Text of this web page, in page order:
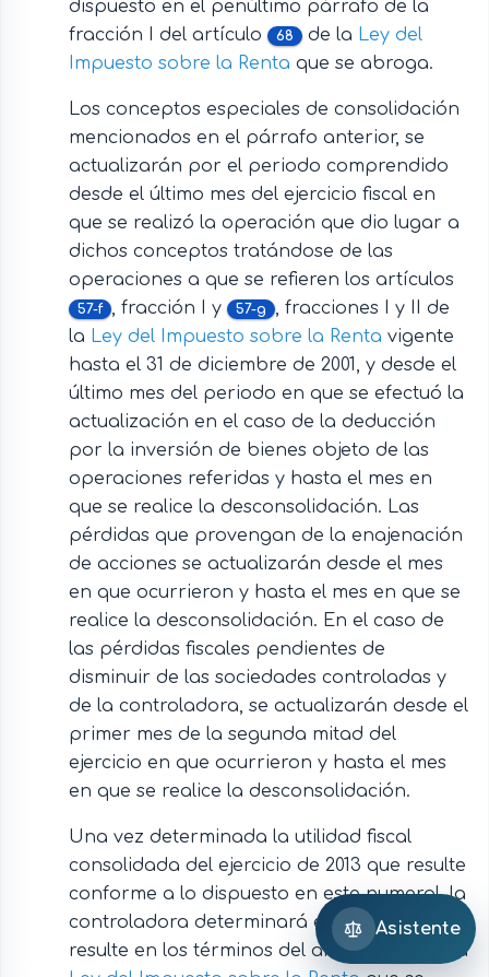
dispuesto en el penúltimo párrafo de la
fracción I del artículo
68 de la Ley del
Impuesto sobre la Renta que se abroga.
Los conceptos especiales de consolidación
mencionados en el párrafo anterior, se
actualizarán por el periodo comprendido
desde el último mes del ejercicio fiscal en
que se realizó la operación que dio lugar a
dichos conceptos tratándose de las
operaciones a que se refieren los artículos
57-f , fracción I y 57-g
, fracciones I y II de
la Ley del Impuesto sobre la Renta vigente
hasta el 31 de diciembre de 2001, y desde el
último mes del periodo en que se efectuó la
actualización en el caso de la deducción
por la inversión de bienes objeto de las
operaciones referidas y hasta el mes en
que se realice la desconsolidación. Las
pérdidas que provengan de la enajenación
de acciones se actualizarán desde el mes
en que ocurrieron y hasta el mes en que se
realice la desconsolidación. En el caso de
las pérdidas fiscales pendientes de
disminuir de las sociedades controladas y
de la controladora, se actualizarán desde el
primer mes de la segunda mitad del
ejercicio en que ocurrieron y hasta el mes
en que se realice la desconsolidación.
Una vez determinada la utilidad fiscal
consolidada del ejercicio de 2013 que resulte
conforme a lo dispuesto en este numeral, la
controladora determinará el impuesto que
resulte en los términos del artículo
de la
Asistente